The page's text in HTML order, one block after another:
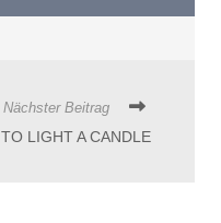
Nächster Beitrag
TO LIGHT A CANDLE